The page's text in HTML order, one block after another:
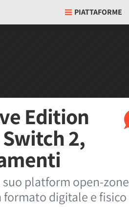
PIATTAFORME
Edition
2,
platform open-zone
formato digitale e fisico